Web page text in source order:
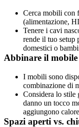
Cerca mobili con
(alimentazione,
Tenere i cavi
rende il tuo setup
domestici o
Abbinare il
I mobili sono
combinazione di
Considera lo stile
danno un tocco
aggiungono
Spazi aperti vs.